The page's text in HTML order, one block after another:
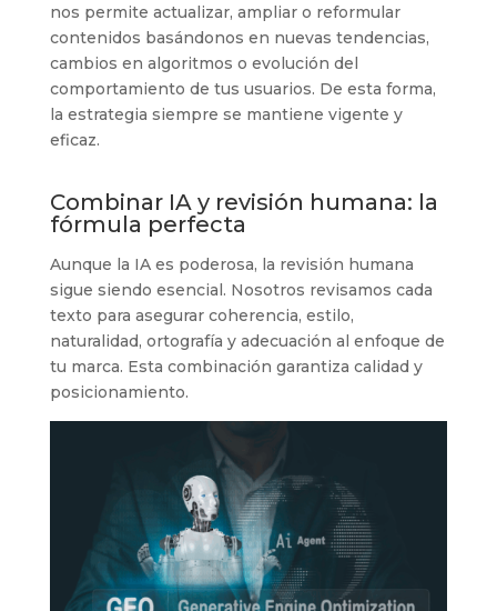
nos permite actualizar, ampliar o reformular
contenidos basándonos en nuevas tendencias,
cambios en algoritmos o evolución del
comportamiento de tus usuarios. De esta forma,
la estrategia siempre se mantiene vigente y
eficaz.
Combinar IA y revisión humana: la
fórmula perfecta
Aunque la IA es poderosa, la revisión humana
sigue siendo esencial. Nosotros revisamos cada
texto para asegurar coherencia, estilo,
naturalidad, ortografía y adecuación al enfoque de
tu marca. Esta combinación garantiza calidad y
posicionamiento.